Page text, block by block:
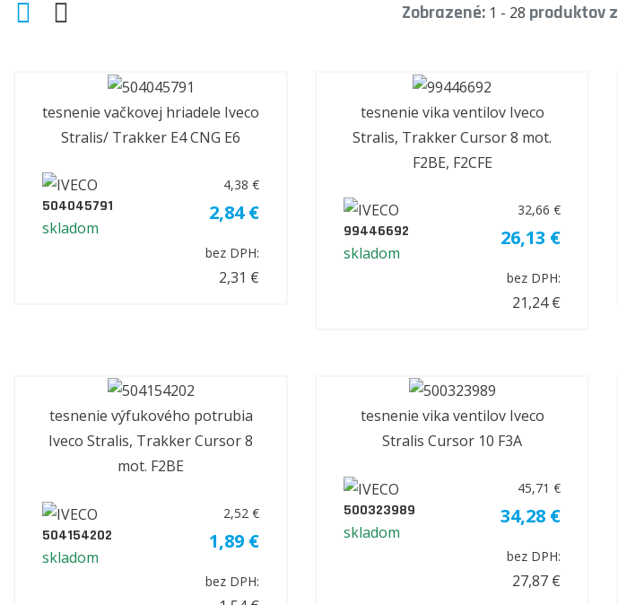
Zobrazené: 1 - 28 produktov z
tesnenie vačkovej hriadele Iveco
Stralis/ Trakker E4 CNG E6
504045791
skladom
4,38 €
2,84 €
bez DPH:
2,31 €
tesnenie vika ventilov Iveco
Stralis, Trakker Cursor 8 mot.
F2BE, F2CFE
99446692
skladom
32,66 €
26,13 €
bez DPH:
21,24 €
tesnenie výfukového potrubia
Iveco Stralis, Trakker Cursor 8
mot. F2BE
504154202
skladom
2,52 €
1,89 €
bez DPH:
tesnenie vika ventilov Iveco
Stralis Cursor 10 F3A
500323989
skladom
45,71 €
34,28 €
bez DPH:
27,87 €